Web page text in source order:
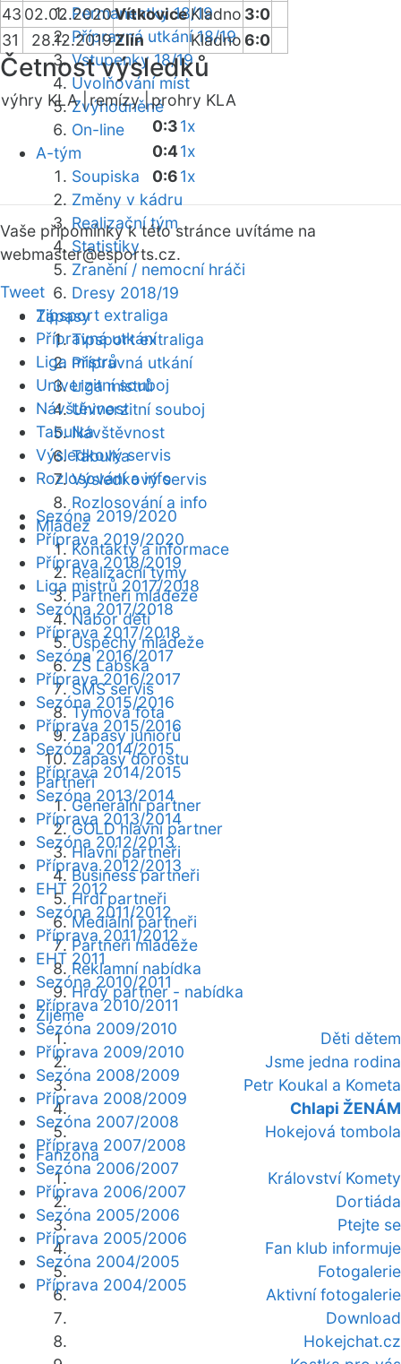
Permanentky 18/19
Přípravná utkání 18/19
Vstupenky 18/19
Uvolňování míst
Zvýhodněné
On-line
A-tým
Soupiska
Změny v kádru
Realizační tým
Statistiky
Zranění / nemocní hráči
Dresy 2018/19
Zápasy
Tipsport extraliga
Přípravná utkání
Liga mistrů
Univerzitní souboj
Návštěvnost
Tabulka
Výsledkový servis
Rozlosování a info
Mládež
Kontakty a informace
Realizační týmy
Partneři mládeže
Nábor dětí
Úspěchy mládeže
ZŠ Labská
SMS servis
Týmová fota
Zápasy juniorů
Zápasy dorostu
Partneři
Generální partner
GOLD hlavní partner
Hlavní partneři
Business partneři
Hrdí partneři
Mediální partneři
Partneři mládeže
Reklamní nabídka
Hrdý partner - nabídka
Žijeme
Děti dětem
Jsme jedna rodina
Petr Koukal a Kometa
Chlapi ŽENÁM
Hokejová tombola
Fanzóna
Království Komety
Dortiáda
Ptejte se
Fan klub informuje
Fotogalerie
Aktivní fotogalerie
Download
Hokejchat.cz
43 02.02.2020VítkoviceKladno 3:0
31
28.12.2019Zlín Kladno6:0
Četnost výsledků
výhry KLA | remízy |prohry KLA
0:31x
0:41x
0:61x
Vaše připomínky k této stránce uvítáme na
webmaster@esports.cz.
Tweet
Tipsport extraliga
Přípravná utkání
Liga mistrů
Univerzitní souboj
Návštěvnost
Tabulka
Výsledkový servis
Rozlosování a info
Sezóna 2019/2020
Příprava 2019/2020
Příprava 2018/2019
Liga mistrů 2017/2018
Sezóna 2017/2018
Příprava 2017/2018
Sezóna 2016/2017
Příprava 2016/2017
Sezóna 2015/2016
Příprava 2015/2016
Sezóna 2014/2015
Příprava 2014/2015
Sezóna 2013/2014
Příprava 2013/2014
Sezóna 2012/2013
Příprava 2012/2013
EHT 2012
Sezóna 2011/2012
Příprava 2011/2012
EHT 2011
Sezóna 2010/2011
Příprava 2010/2011
Sezóna 2009/2010
Příprava 2009/2010
Sezóna 2008/2009
Příprava 2008/2009
Sezóna 2007/2008
Příprava 2007/2008
Sezóna 2006/2007
Příprava 2006/2007
Sezóna 2005/2006
Příprava 2005/2006
Sezóna 2004/2005
Příprava 2004/2005